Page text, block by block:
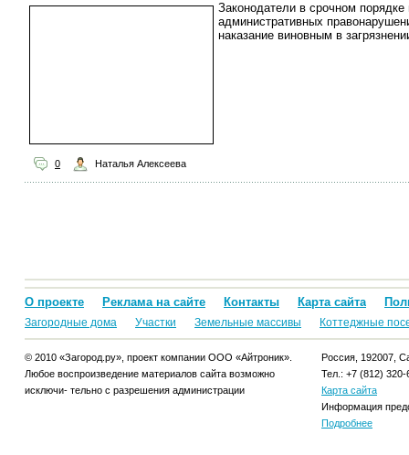
Законодатели в срочном
административных
наказание виновным в
0 Наталья Алексеева
О проекте Реклама на сайте Контакты Карта сайта
Загородные дома Участки Земельные массивы Коттеджные
© 2010 «Загород.ру», проект компании ООО «Айтроник».
Любое воспроизведение материалов сайта возможно
исключи- тельно с разрешения администрации
Россия, 192007,
Тел.: +7 (812) 320-
Карта сайта
Информация
Подробнее